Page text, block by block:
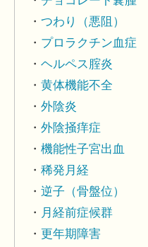
つわり（悪阻）
プロラクチン血症
ヘルペス腟炎
黄体機能不全
外陰炎
外陰掻痒症
機能性子宮出血
稀発月経
逆子（骨盤位）
月経前症候群
更年期障害